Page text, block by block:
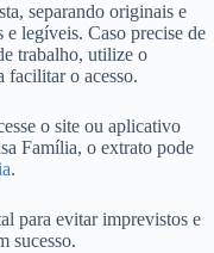
separando originais e
e legíveis. Caso precise de
trabalho, utilize o
facilitar o acesso.
o site ou aplicativo
Família, o extrato pode
.
para evitar imprevistos e
sucesso.